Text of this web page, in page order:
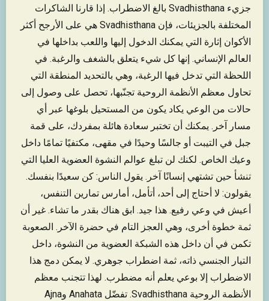
جزيء Svadhisthana بالغ الاضطراب. إذا قارنا الشاكرات
المختلفة بالجزيئات، فإن Svadhisthana هي على الأرجح أكثر
الأكوان إثارة التي يمكنك الدخول إليها واللعب بداخلها في
العالم الإنساني. إنها كل شيء يتعلق بالشغف والرغبة. في
اللحظة التي تدخل فيها الرغبة، وهي بالتحديد المنطقة التي
تحاول معظم الأنظمة الروحية تجنّبها، تحصل على وصول إلى
حالات من الوعي يكاد يكون من المستحيل بلوغها عبر أي
مسار آخر. يمكنك أن تختبر سعادة هائلة بمفردك، على قمة
جبل في التيبت أو جالسًا وحيدًا في مقهى، مكتفيًا تمامًا داخل
وعيك الخاص. لكنك لن تبلغ عوالم النشوة العضوية العليا التي
تنشأ حين تشتهي إنسانًا آخر. يقول الناس: كن سعيدًا بنفسك.
يقولون: لا أحتاج إلى أحد، أتأمل، أمارس تمارين التنفس،
أعيش في وعي رفيع. هذا جيد. ابق هناك بقدر ما تشاء. غير أن
ثمة خطوة أخرى، وهي العجز التام في حضرة الآخر. الصعوبة
تكمن في أن داخل هذه الشبكة العضوية من النشوة، داخل
التيار الجنسي ذاته، ثمة اضطراب جوهري. لا يمكن دمج هذا
الاضطراب إلا بوعي يعلم أنه مضطرب. لهذا تتجنب معظم
الأنظمة الروحية Svadhisthana. تفضّل Anahata وAjna